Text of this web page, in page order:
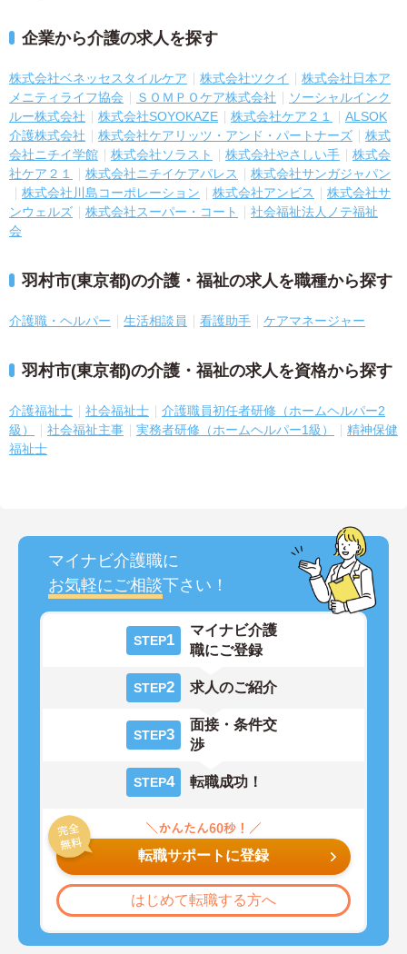
企業から介護の求人を探す
株式会社ベネッセスタイルケア 株式会社ツクイ
株式会社日本ア
メニティライフ協会
ＳＯＭＰＯケア株式会社
ソーシャルインク
ルー株式会社
株式会社SOYOKAZE 株式会社ケア２１
ALSOK
介護株式会社
株式会社ケアリッツ・アンド・パートナーズ
株式
会社ニチイ学館
株式会社ソラスト 株式会社やさしい手
株式会
社ケア２１
株式会社ニチイケアパレス
株式会社サンガジャパン
株式会社川島コーポレーション
株式会社アンビス
株式会社サ
ンウェルズ
株式会社スーパー・コート
社会福祉法人ノテ福祉
会
羽村市(東京都)の介護・福祉の求人を職種から探す
介護職・ヘルパー 生活相談員 看護助手 ケアマネージャー
羽村市(東京都)の介護・福祉の求人を資格から探す
介護福祉士 社会福祉士
介護職員初任者研修（ホームヘルパー2
級）
社会福祉主事 実務者研修（ホームヘルパー1級）
精神保健
福祉士
マイナビ介護職に
お気軽にご相談下さい！
STEP1
マイナビ介護
職にご登録
STEP2 求人のご紹介
STEP3
面接・条件交
渉
STEP4 転職成功！
転職サポートに登録
はじめて転職する方へ